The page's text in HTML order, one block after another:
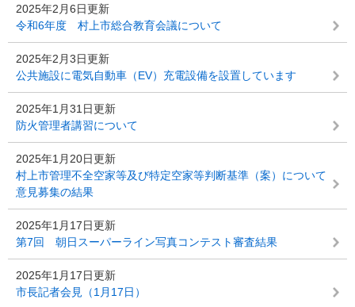
2025年2月6日更新
令和6年度 村上市総合教育会議について
2025年2月3日更新
公共施設に電気自動車（EV）充電設備を設置しています
2025年1月31日更新
防火管理者講習について
2025年1月20日更新
村上市管理不全空家等及び特定空家等判断基準（案）について
意見募集の結果
2025年1月17日更新
第7回 朝日スーパーライン写真コンテスト審査結果
2025年1月17日更新
市長記者会見（1月17日）